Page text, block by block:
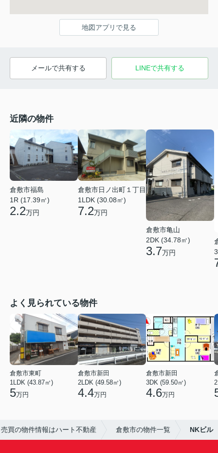
地図アプリで見る
メールで共有する LINEで共有する
近隣の物件
倉敷市福島
1R (17.39㎡)
2.2万円
倉敷市日ノ出町１丁目
1LDK (30.08㎡)
7.2万円
倉敷市亀山
2DK (34.78㎡)
3.7万円
よく見られている物件
倉敷市東町
1LDK (43.87㎡)
5万円
倉敷市新田
2LDK (49.58㎡)
4.4万円
倉敷市新田
3DK (59.50㎡)
4.6万円
買の物件情報はハート不動産 倉敷市の物件一覧 NKビル